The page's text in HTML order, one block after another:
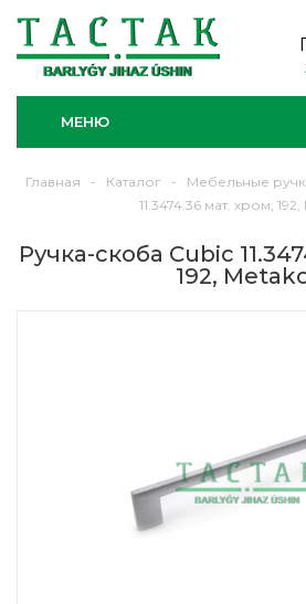
МЕНЮ
Главная - Каталог - Мебельные
11.3474.36 мат. хром,
Ручка-скоба Cubic
192,